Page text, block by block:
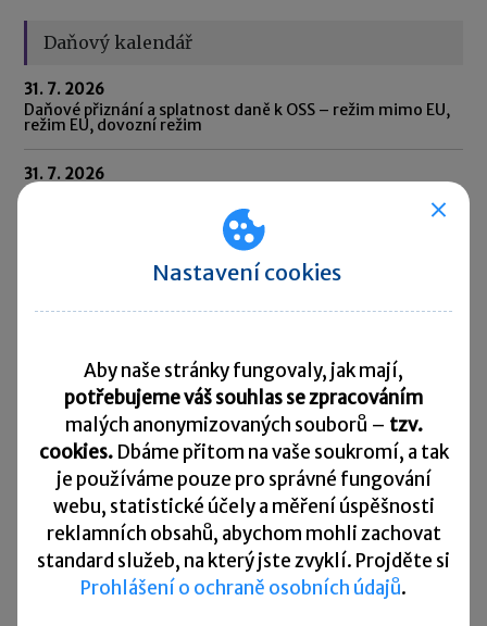
Daňový kalendář
31. 7. 2026
Daňové přiznání a splatnost daně k OSS – režim mimo EU,
režim EU, dovozní režim
31. 7. 2026
přeshraničním režimu DPH pro malé podniky (SME) za 2.
platebních informací) za 2. čtvrtletí 2026
31. 7. 2026
Odvod daně vybírané srážkou podle zvláštní sazby daně za
červen 2026
10. 8. 2026
Splatnost daně za červen 2026
Přehled všech termínů ►
Kurzovní lístek
Nastavení cookies
Aby naše stránky fungovaly, jak mají,
potřebujeme váš souhlas se zpracováním
malých anonymizovaných souborů – tzv.
cookies. Dbáme přitom na vaše soukromí, a tak
je používáme pouze pro správné fungování
webu, statistické účely a měření úspěšnosti
reklamních obsahů, abychom mohli zachovat
standard služeb, na který jste zvyklí. Projděte si
Prohlášení o ochraně osobních údajů.